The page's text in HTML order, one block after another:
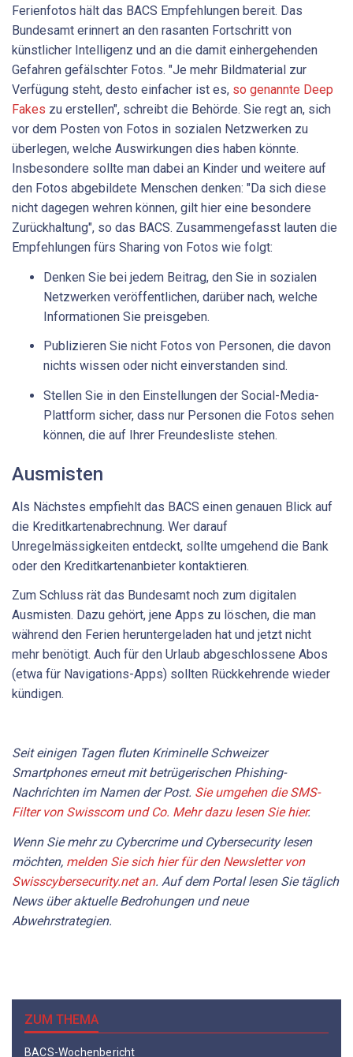
Ferienfotos hält das BACS Empfehlungen bereit. Das
Bundesamt erinnert an den rasanten Fortschritt von
künstlicher Intelligenz und an die damit einhergehenden
Gefahren gefälschter Fotos. "Je mehr Bildmaterial zur
Verfügung steht, desto einfacher ist es, so genannte Deep
Fakes zu erstellen", schreibt die Behörde. Sie regt an, sich
vor dem Posten von Fotos in sozialen Netzwerken zu
überlegen, welche Auswirkungen dies haben könnte.
Insbesondere sollte man dabei an Kinder und weitere auf
den Fotos abgebildete Menschen denken: "Da sich diese
nicht dagegen wehren können, gilt hier eine besondere
Zurückhaltung", so das BACS. Zusammengefasst lauten die
Empfehlungen fürs Sharing von Fotos wie folgt:
Denken Sie bei jedem Beitrag, den Sie in sozialen
Netzwerken veröffentlichen, darüber nach, welche
Informationen Sie preisgeben.
Publizieren Sie nicht Fotos von Personen, die davon
nichts wissen oder nicht einverstanden sind.
Stellen Sie in den Einstellungen der Social-Media-
Plattform sicher, dass nur Personen die Fotos sehen
können, die auf Ihrer Freundesliste stehen.
Ausmisten
Als Nächstes empfiehlt das BACS einen genauen Blick auf
die Kreditkartenabrechnung. Wer darauf
Unregelmässigkeiten entdeckt, sollte umgehend die Bank
oder den Kreditkartenanbieter kontaktieren.
Zum Schluss rät das Bundesamt noch zum digitalen
Ausmisten. Dazu gehört, jene Apps zu löschen, die man
während den Ferien heruntergeladen hat und jetzt nicht
mehr benötigt. Auch für den Urlaub abgeschlossene Abos
(etwa für Navigations-Apps) sollten Rückkehrende wieder
kündigen.
Seit einigen Tagen fluten Kriminelle Schweizer
Smartphones erneut mit betrügerischen Phishing-
Nachrichten im Namen der Post. Sie umgehen die SMS-
Filter von Swisscom und Co. Mehr dazu lesen Sie hier.
Wenn Sie mehr zu Cybercrime und Cybersecurity lesen
möchten, melden Sie sich hier für den Newsletter von
Swisscybersecurity.net an. Auf dem Portallesen Sie täglich
News über aktuelle Bedrohungen und neue
Abwehrstrategien.
ZUM THEMA
BACS-Wochenbericht